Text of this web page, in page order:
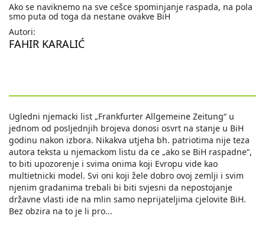
Ako se naviknemo na sve cešce spominjanje raspada, na pola
smo puta od toga da nestane ovakve BiH
Autori:
FAHIR KARALIĆ
Ugledni njemacki list „Frankfurter Allgemeine Zeitung“ u
jednom od posljednjih brojeva donosi osvrt na stanje u BiH
godinu nakon izbora. Nikakva utjeha bh. patriotima nije teza
autora teksta u njemackom listu da ce „ako se BiH raspadne“,
to biti upozorenje i svima onima koji Evropu vide kao
multietnicki model. Svi oni koji žele dobro ovoj zemlji i svim
njenim gradanima trebali bi biti svjesni da nepostojanje
državne vlasti ide na mlin samo neprijateljima cjelovite BiH.
Bez obzira na to je li pro...